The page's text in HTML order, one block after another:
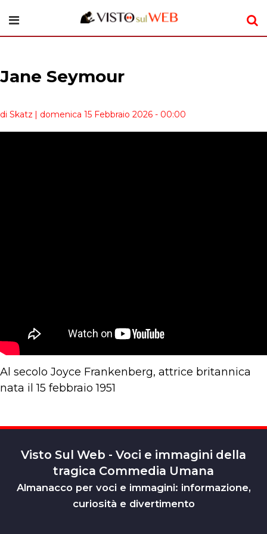
Jane Seymour
di Skatz | domenica 15 Febbraio 2026 - 00:00
Al secolo Joyce Frankenberg, attrice britannica
nata il 15 febbraio 1951
Visto Sul Web - Voci e immagini della
tragica Commedia Umana
Almanacco per voci e immagini: informazione,
curiosità e divertimento